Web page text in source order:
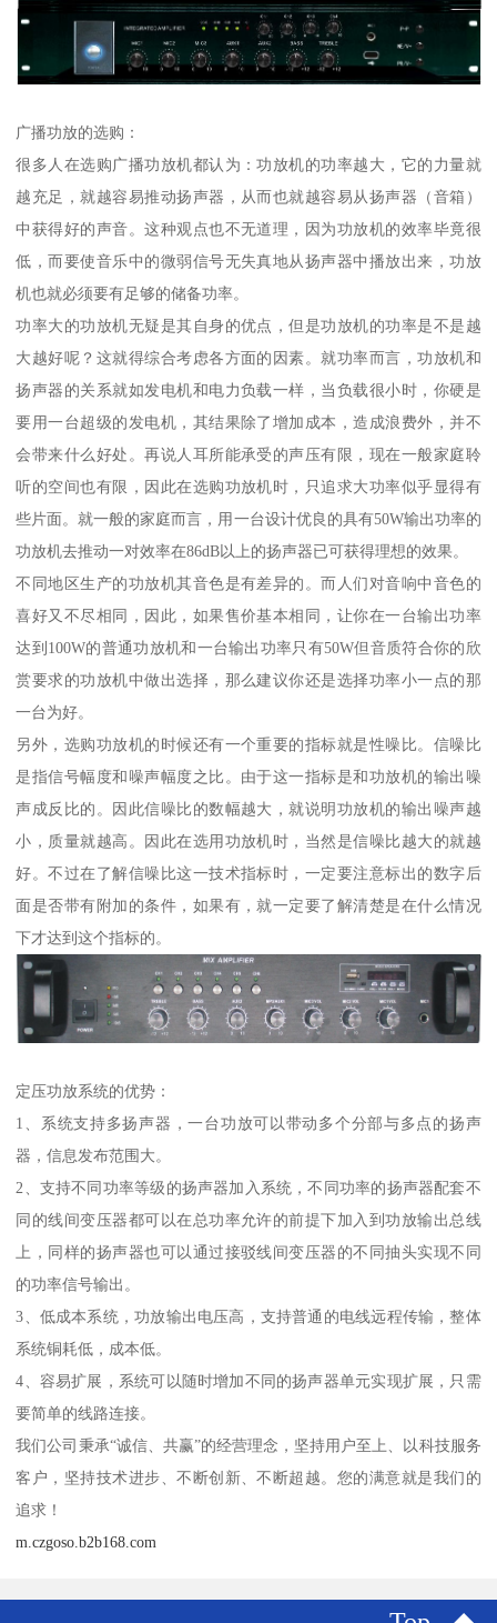
广播功放的选购：
很多人在选购广播功放机都认为：功放机的功率越大，它的力量就
越充足，就越容易推动扬声器，从而也就越容易从扬声器（音箱）
中获得好的声音。这种观点也不无道理，因为功放机的效率毕竟很
低，而要使音乐中的微弱信号无失真地从扬声器中播放出来，功放
机也就必须要有足够的储备功率。
功率大的功放机无疑是其自身的优点，但是功放机的功率是不是越
大越好呢？这就得综合考虑各方面的因素。就功率而言，功放机和
扬声器的关系就如发电机和电力负载一样，当负载很小时，你硬是
要用一台超级的发电机，其结果除了增加成本，造成浪费外，并不
会带来什么好处。再说人耳所能承受的声压有限，现在一般家庭聆
听的空间也有限，因此在选购功放机时，只追求大功率似乎显得有
些片面。就一般的家庭而言，用一台设计优良的具有50W输出功率的
功放机去推动一对效率在86dB以上的扬声器已可获得理想的效果。
不同地区生产的功放机其音色是有差异的。而人们对音响中音色的
喜好又不尽相同，因此，如果售价基本相同，让你在一台输出功率
达到100W的普通功放机和一台输出功率只有50W但音质符合你的欣
赏要求的功放机中做出选择，那么建议你还是选择功率小一点的那
一台为好。
另外，选购功放机的时候还有一个重要的指标就是性噪比。信噪比
是指信号幅度和噪声幅度之比。由于这一指标是和功放机的输出噪
声成反比的。因此信噪比的数幅越大，就说明功放机的输出噪声越
小，质量就越高。因此在选用功放机时，当然是信噪比越大的就越
好。不过在了解信噪比这一技术指标时，一定要注意标出的数字后
面是否带有附加的条件，如果有，就一定要了解清楚是在什么情况
下才达到这个指标的。
定压功放系统的优势：
1、系统支持多扬声器，一台功放可以带动多个分部与多点的扬声
器，信息发布范围大。
2、支持不同功率等级的扬声器加入系统，不同功率的扬声器配套不
同的线间变压器都可以在总功率允许的前提下加入到功放输出总线
上，同样的扬声器也可以通过接驳线间变压器的不同抽头实现不同
的功率信号输出。
3、低成本系统，功放输出电压高，支持普通的电线远程传输，整体
系统铜耗低，成本低。
4、容易扩展，系统可以随时增加不同的扬声器单元实现扩展，只需
要简单的线路连接。
我们公司秉承“诚信、共赢”的经营理念，坚持用户至上、以科技服务
客户，坚持技术进步、不断创新、不断超越。您的满意就是我们的
追求！
m.czgoso.b2b168.com